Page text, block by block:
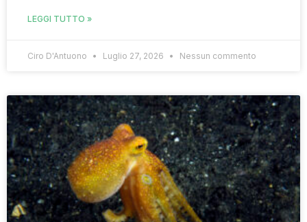
LEGGI TUTTO »
Ciro D'Antuono Luglio 27, 2026 Nessun commento